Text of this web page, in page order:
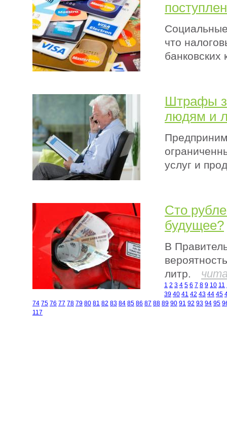
что
банковских
Штрафы
людям и
услуг и
Сто
будущее?
В
литр.
1 2 3 4 5 6 7 8 9 10 11
39 40 41 42 43 44 45
74 75 76 77 78 79 80 81 82 83 84 85 86 87 88 89 90 91 92 93 94 95
117